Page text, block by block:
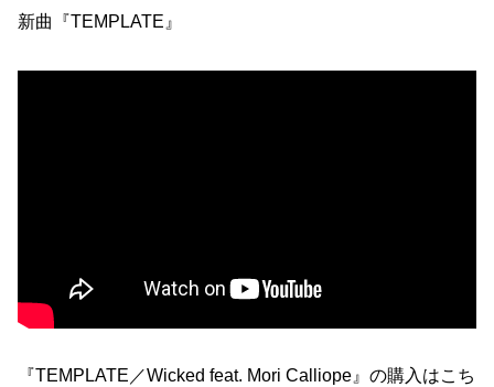
新曲『TEMPLATE』
『TEMPLATE／Wicked feat. Mori Calliope』の購入はこち